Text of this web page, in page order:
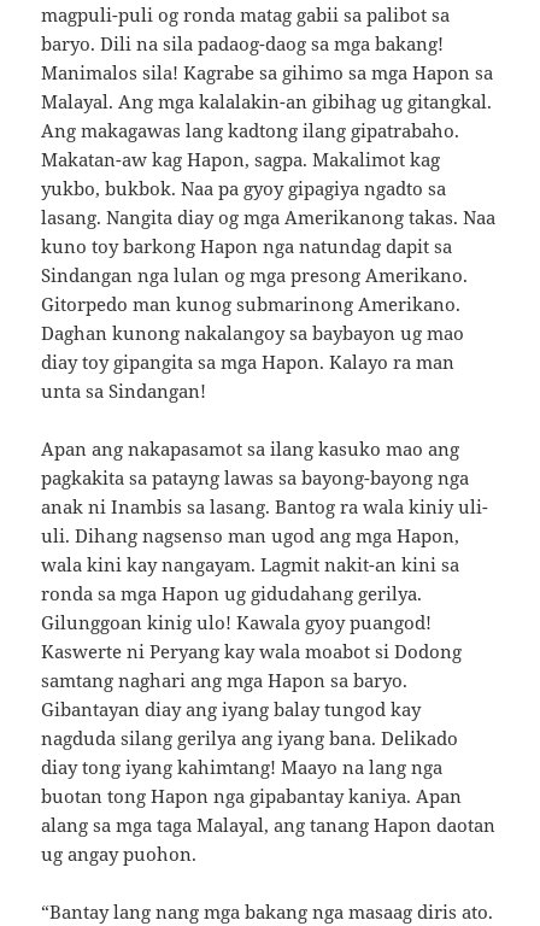
magpuli-puli og ronda matag gabii sa palibot sa
baryo. Dili na sila padaog-daog sa mga bakang!
Manimalos sila! Kagrabe sa gihimo sa mga Hapon sa
Malayal. Ang mga kalalakin-an gibihag ug gitangkal.
Ang makagawas lang kadtong ilang gipatrabaho.
Makatan-aw kag Hapon, sagpa. Makalimot kag
yukbo, bukbok. Naa pa gyoy gipagiya ngadto sa
lasang. Nangita diay og mga Amerikanong takas. Naa
kuno toy barkong Hapon nga natundag dapit sa
Sindangan nga lulan og mga presong Amerikano.
Gitorpedo man kunog submarinong Amerikano.
Daghan kunong nakalangoy sa baybayon ug mao
diay toy gipangita sa mga Hapon. Kalayo ra man
unta sa Sindangan!
Apan ang nakapasamot sa ilang kasuko mao ang
pagkakita sa patayng lawas sa bayong-bayong nga
anak ni Inambis sa lasang. Bantog ra wala kiniy uli-
uli. Dihang nagsenso man ugod ang mga Hapon,
wala kini kay nangayam. Lagmit nakit-an kini sa
ronda sa mga Hapon ug gidudahang gerilya.
Gilunggoan kinig ulo! Kawala gyoy puangod!
Kaswerte ni Peryang kay wala moabot si Dodong
samtang naghari ang mga Hapon sa baryo.
Gibantayan diay ang iyang balay tungod kay
nagduda silang gerilya ang iyang bana. Delikado
diay tong iyang kahimtang! Maayo na lang nga
buotan tong Hapon nga gipabantay kaniya. Apan
alang sa mga taga Malayal, ang tanang Hapon daotan
ug angay puohon.
“Bantay lang nang mga bakang nga masaag diris ato.